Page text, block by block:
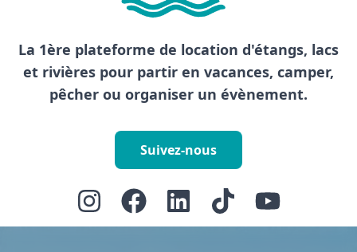
La 1ère plateforme de location d'étangs, lacs
et rivières pour partir en vacances, camper,
pêcher ou organiser un évènement.
Suivez-nous